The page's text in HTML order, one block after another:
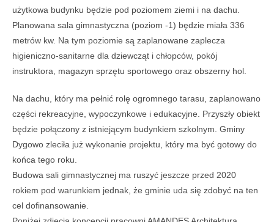
użytkowa budynku będzie pod poziomem ziemi i na dachu.
Planowana sala gimnastyczna (poziom -1) będzie miała 336
metrów kw. Na tym poziomie są zaplanowane zaplecza
higieniczno-sanitarne dla dziewcząt i chłopców, pokój
instruktora, magazyn sprzętu sportowego oraz obszerny hol.
Na dachu, który ma pełnić rolę ogromnego tarasu, zaplanowano
części rekreacyjne, wypoczynkowe i edukacyjne. Przyszły obiekt
będzie połączony z istniejącym budynkiem szkolnym. Gminy
Dygowo zleciła już wykonanie projektu, który ma być gotowy do
końca tego roku.
Budowa sali gimnastycznej ma ruszyć jeszcze przed 2020
rokiem pod warunkiem jednak, że gminie uda się zdobyć na ten
cel dofinansowanie.